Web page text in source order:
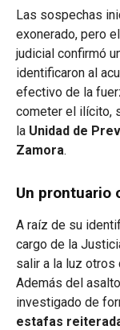
Las sospechas
exonerado, pero
judicial confirmó
identificaron al
efectivo de la
cometer el ilícito,
la Unidad de
Zamora.
Un prontuario
A raíz de su
cargo de la
salir a la luz otros
Además del
investigado de
estafas